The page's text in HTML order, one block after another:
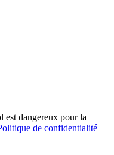
dangereux pour la
de confidentialité